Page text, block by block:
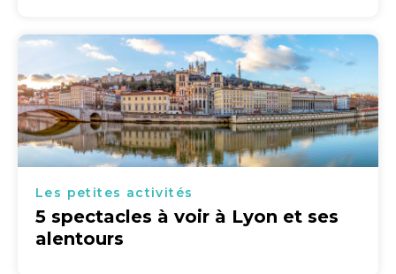
Les petites activités
5 spectacles à voir à Lyon et ses
alentours